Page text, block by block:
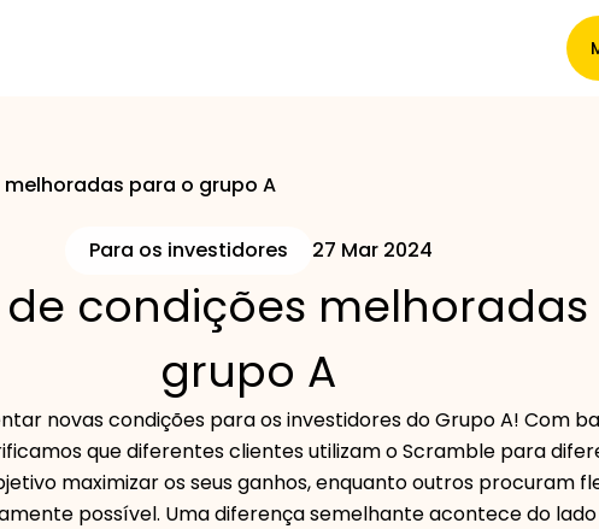
para o grupo A
Para os investidores 27 Mar 2024
condições
grupo A
novas condições para os investidores do Grupo A! Com
que diferentes clientes utilizam o Scramble para
maximizar os seus ganhos, enquanto outros procuram
possível. Uma diferença semelhante acontece do